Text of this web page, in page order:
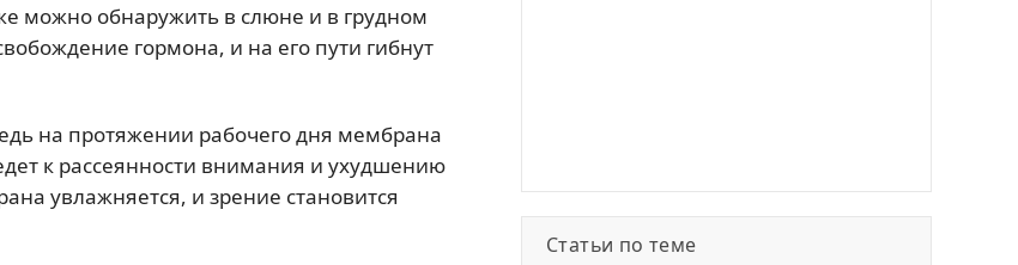
можно обнаружить в слюне и в грудном
гормона, и на его пути гибнут
на протяжении рабочего дня мембрана
к рассеянности внимания и ухудшению
увлажняется, и зрение становится
Статьи по теме